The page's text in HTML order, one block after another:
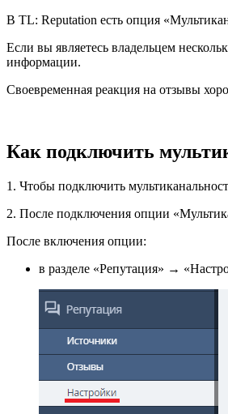
В TL: Reputation есть опция
Если вы являетесь владельцем
информации.
Своевременная реакция на отзывы
Как подключить
1. Чтобы подключить
2. После подключения опции
После включения опции:
в разделе «Репутация» →